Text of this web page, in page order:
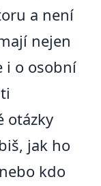
a není
nejen
i o osobní
otázky
jak ho
kdo